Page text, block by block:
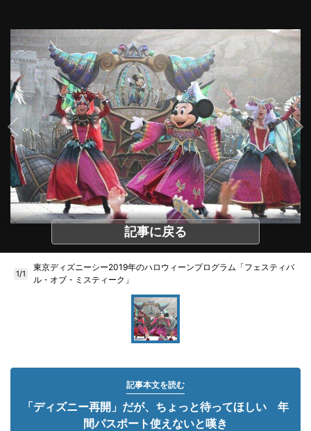
記事に戻る
1/1
東京ディズニーシー2019年のハロウィーンプログラム「フェスティバ
ル・オブ・ミスティーク」
記事本文を読む
「ディズニー再開」だが、ちょっと待ってほしい 年
間パスポート使えないと嘆き